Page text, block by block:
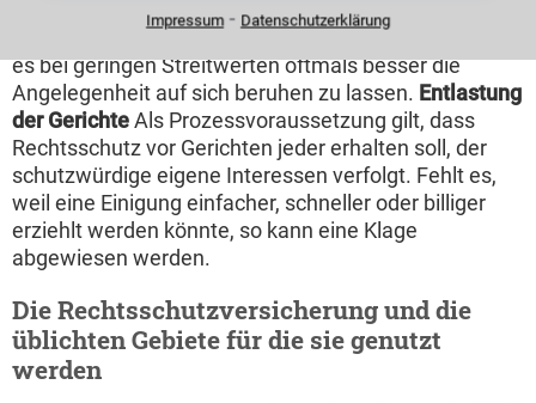
man das Kostenrisiko, also die Gefahr, dass der Fall
verloren wird oder der Gegner Insolvenz beantragt, ist
es bei geringen Streitwerten oftmals besser die
Angelegenheit auf sich beruhen zu lassen. Entlastung
der GerichteAls Prozessvoraussetzung gilt, dass
Rechtsschutz vor Gerichten jeder erhalten soll, der
schutzwürdige eigene Interessen verfolgt. Fehlt es,
weil eine Einigung einfacher, schneller oder billiger
erziehlt werden könnte, so kann eine Klage
abgewiesen werden.
Die Rechtsschutzversicherung und die
üblichten Gebiete für die sie genutzt
werden
Impressum⁃ Datenschutzerklärung